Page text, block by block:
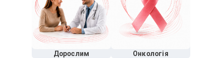
Дорослим Онкологія